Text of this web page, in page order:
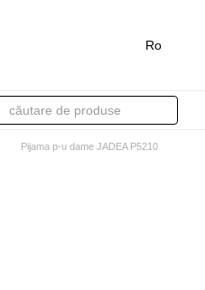
Ro
Pijama p-u dame JADEA P5210